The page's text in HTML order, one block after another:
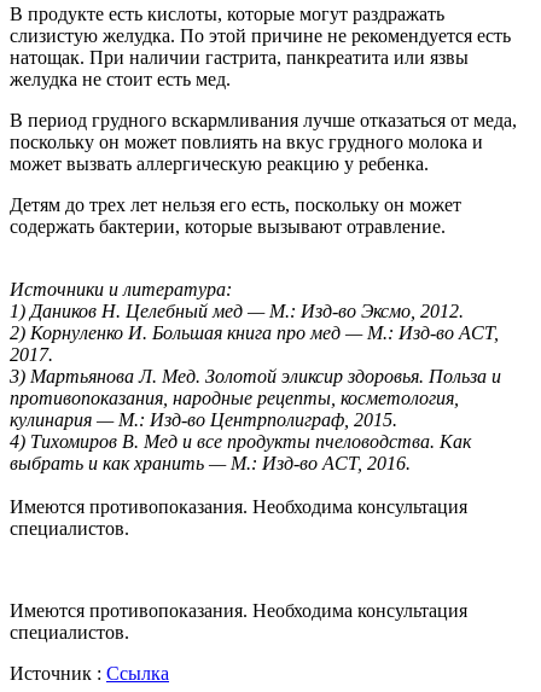
В продукте есть кислоты, которые могут раздражать
слизистую желудка. По этой причине не рекомендуется есть
натощак. При наличии гастрита, панкреатита или язвы
желудка не стоит есть мед.
В период грудного вскармливания лучше отказаться от меда,
поскольку он может повлиять на вкус грудного молока и
может вызвать аллергическую реакцию у ребенка.
Детям до трех лет нельзя его есть, поскольку он может
содержать бактерии, которые вызывают отравление.
Источники и литература:
1) Даников Н. Целебный мед — М.: Изд-во Эксмо, 2012.
2) Корнуленко И. Большая книга про мед — М.: Изд-во АСТ,
2017.
3) Мартьянова Л. Мед. Золотой эликсир здоровья. Польза и
противопоказания, народные рецепты, косметология,
кулинария — М.: Изд-во Центрполиграф, 2015.
4) Тихомиров В. Мед и все продукты пчеловодства. Как
выбрать и как хранить — М.: Изд-во АСТ, 2016.
Имеются противопоказания. Необходима консультация
специалистов.
Имеются противопоказания. Необходима консультация
специалистов.
Источник : Ссылка